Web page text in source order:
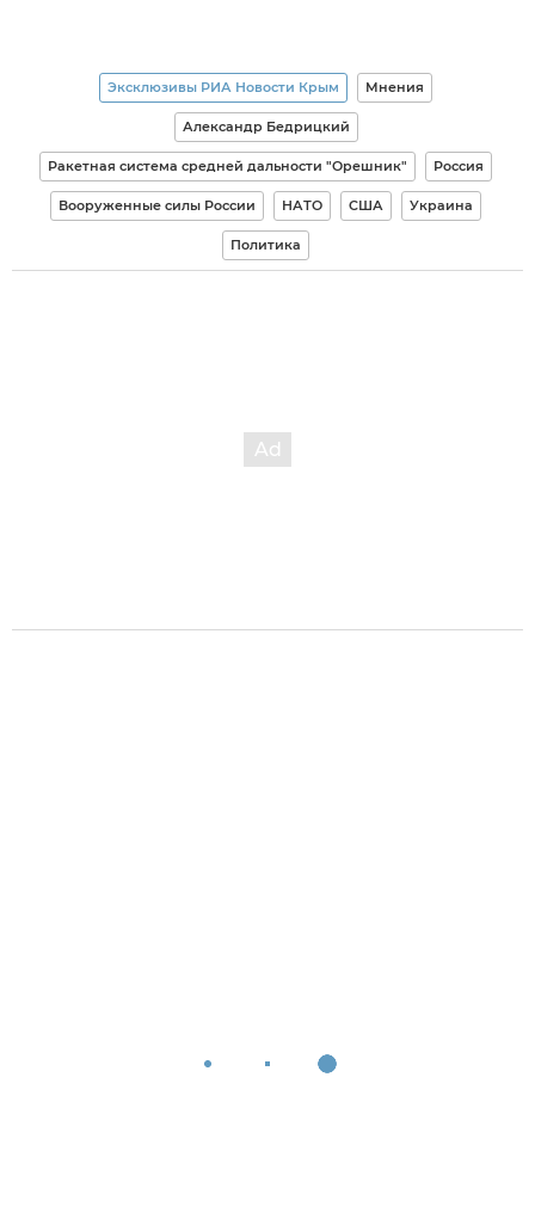
Эксклюзивы РИА Новости Крым Мнения
Александр Бедрицкий
Ракетная система средней дальности "Орешник" Россия
Вооруженные силы России НАТО США Украина
Политика